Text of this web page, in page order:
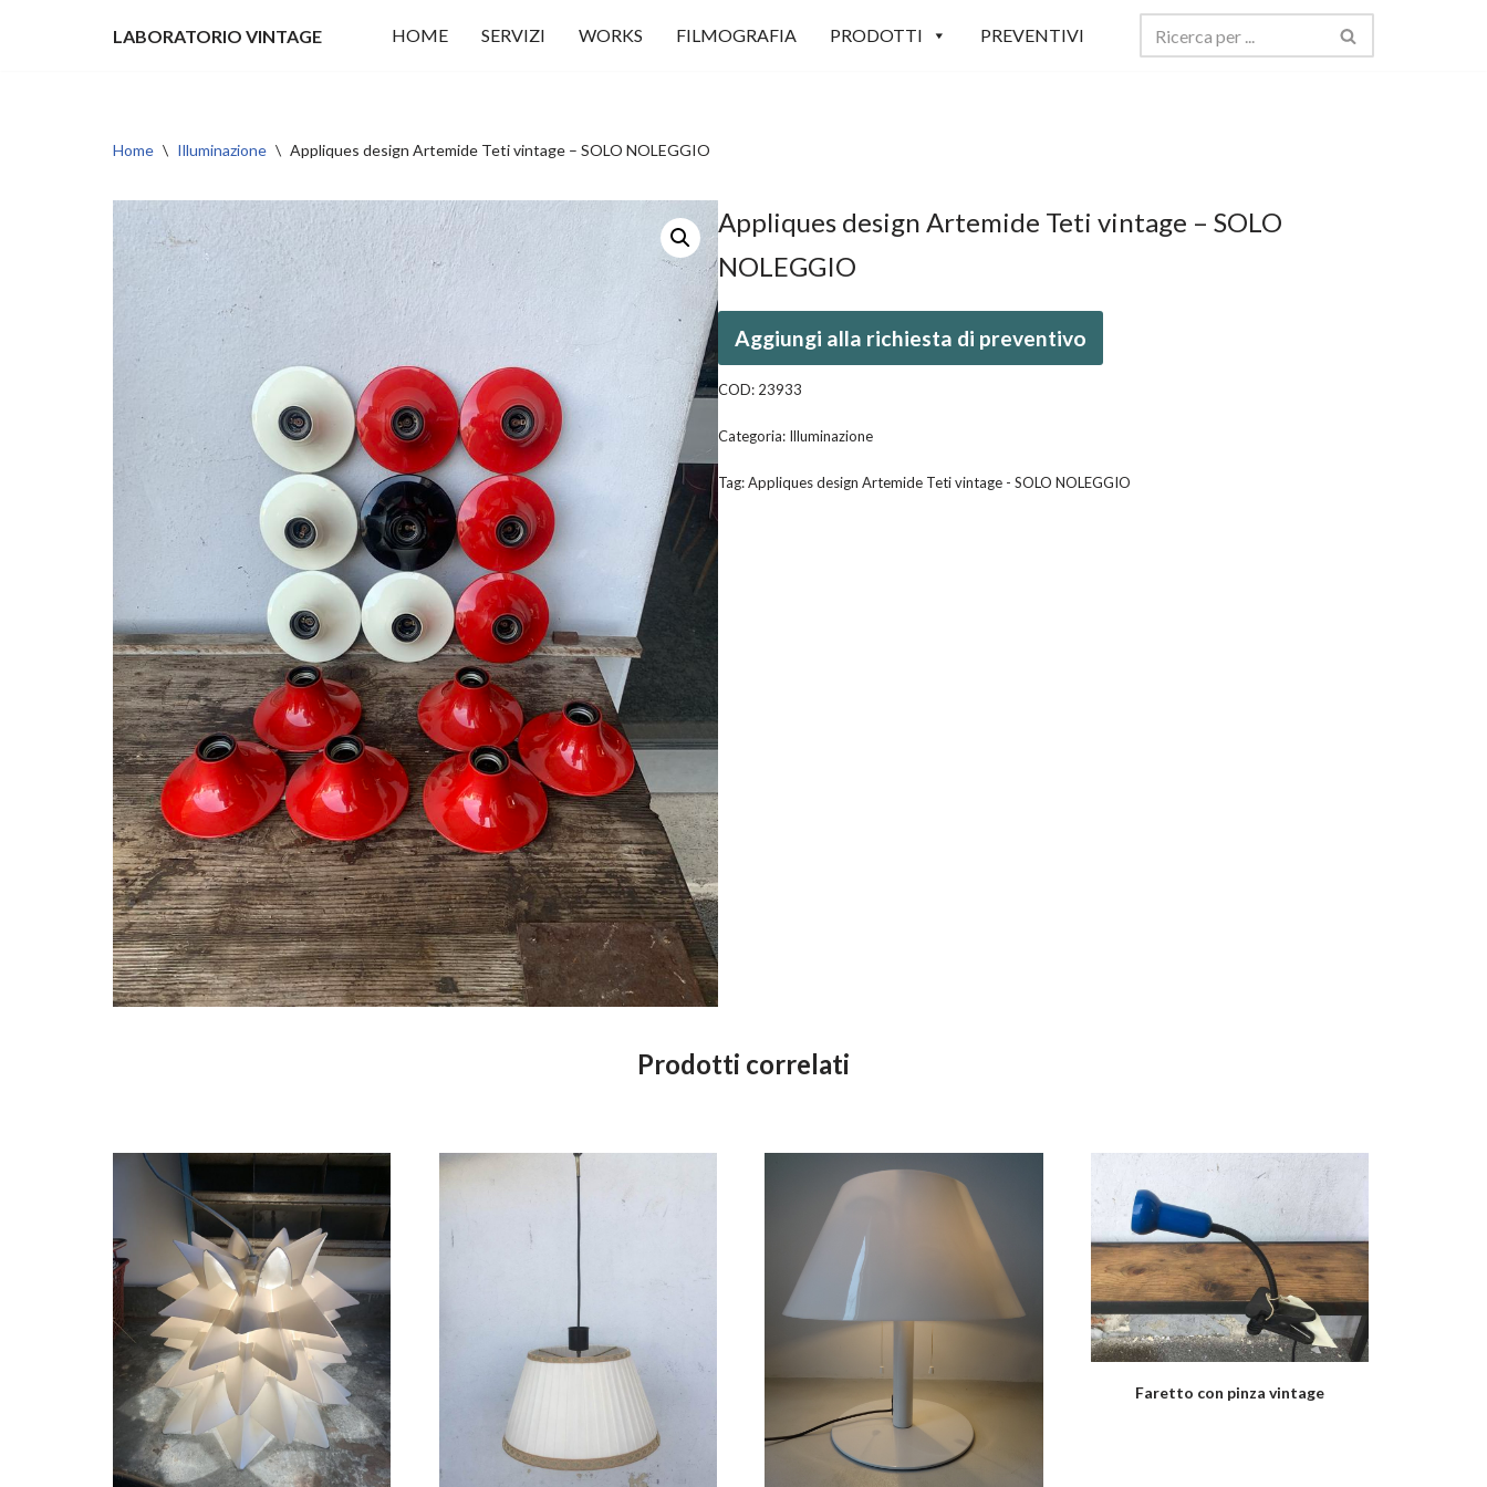
LABORATORIO VINTAGE HOME SERVIZI WORKS FILMOGRAFIA PRODOTTI PREVENTIVI
Home \ Illuminazione \ Appliques design Artemide Teti vintage – SOLO NOLEGGIO
Appliques design Artemide Teti vintage – SOLO
NOLEGGIO
Aggiungi alla richiesta di preventivo
COD: 23933
Categoria: Illuminazione
Tag:Appliques design Artemide Teti vintage - SOLO NOLEGGIO
Prodotti correlati
Faretto con pinza vintage